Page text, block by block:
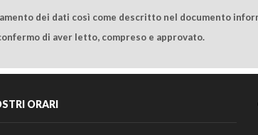
dei dati così come descritto nel documento
di aver letto, compreso e approvato.
ORARI